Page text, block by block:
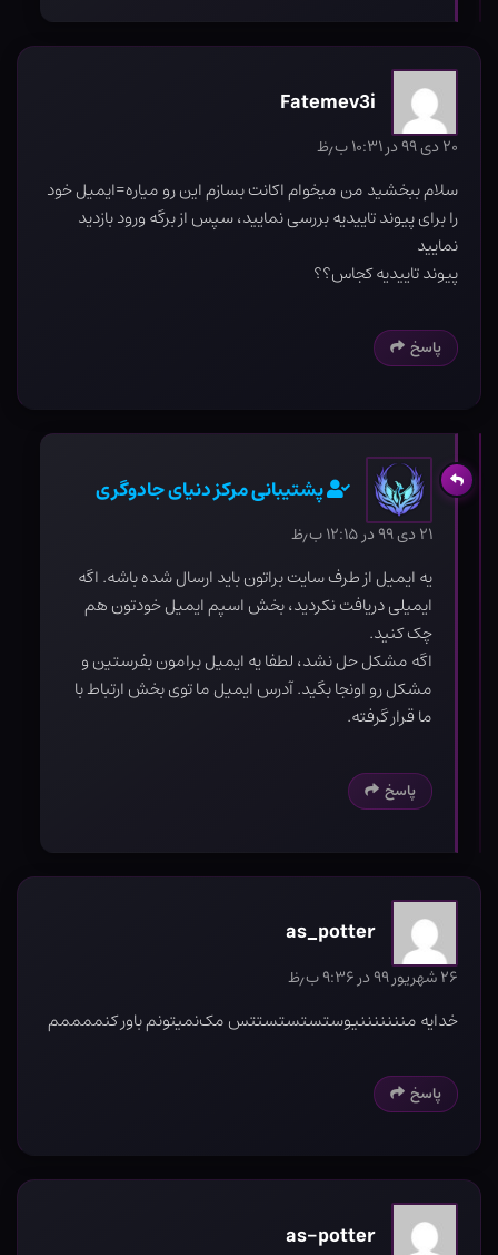
Fatemev3i
۲۰ دی ۹۹ در ۱۰:۳۱ ب٫ظ
سلام ببخشید من میخوام اکانت بسازم این رو میاره=ایمیل خود
را برای پیوند تاییدیه بررسی نمایید، سپس از برگه ورود بازدید
نمایید
پیوند تاییدیه کجاس؟؟
پاسخ
پشتیبانی مرکز دنیای جادوگری
۲۱ دی ۹۹ در ۱۲:۱۵ ب٫ظ
یه ایمیل از طرف سایت براتون باید ارسال شده باشه. اگه
ایمیلی دریافت نکردید، بخش اسپم ایمیل خودتون هم
چک کنید.
اگه مشکل حل نشد، لطفا یه ایمیل برامون بفرستین و
مشکل رو اونجا بگید. آدرس ایمیل ما توی بخش ارتباط با
ما قرار گرفته.
پاسخ
as_potter
۲۶ شهریور ۹۹ در ۹:۳۶ ب٫ظ
خدایه منننننننیوستستستستتس مک‌نمیتونم باور کنممممم
پاسخ
as-potter